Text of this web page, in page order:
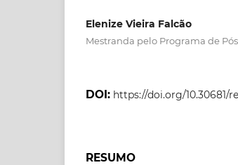
Elenize Vieira Falcão
Mestranda pelo Programa de
DOI: https://doi.org/10.30681/
RESUMO